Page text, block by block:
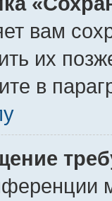
вам
их
в